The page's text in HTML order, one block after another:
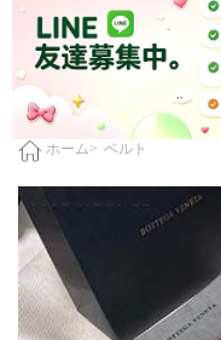
ホーム> ベルト